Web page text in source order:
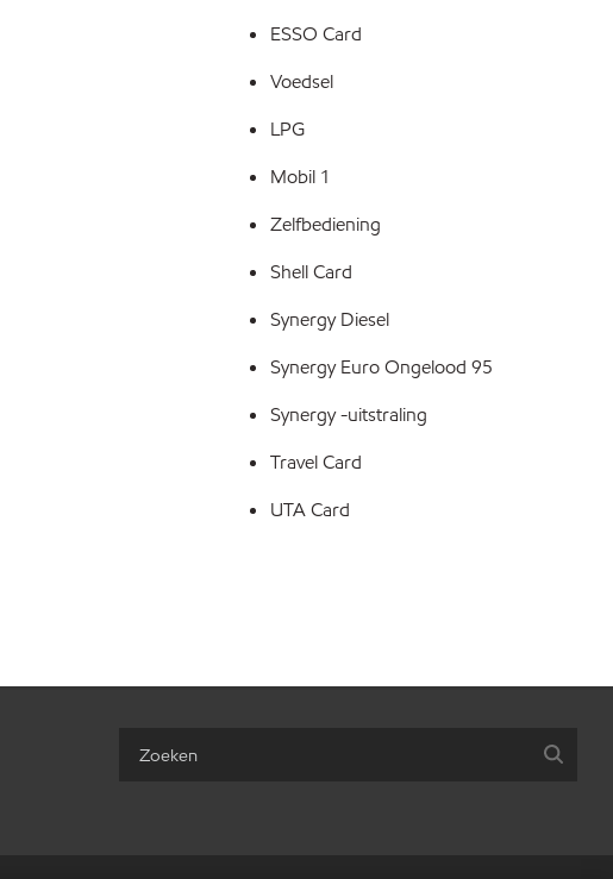
ESSO Card
Voedsel
LPG
Mobil 1
Zelfbediening
Shell Card
Synergy Diesel
Synergy Euro Ongelood 95
Synergy -uitstraling
Travel Card
UTA Card